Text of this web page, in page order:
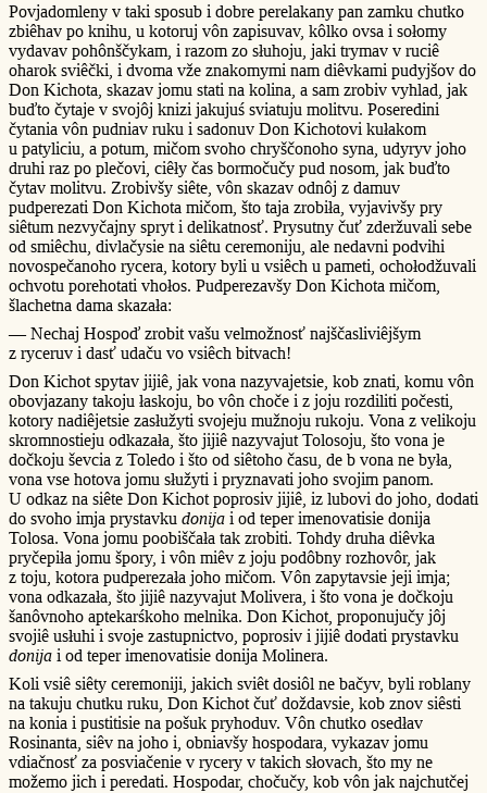
Povjadomleny v taki sposub i dobre perelakany pan zamku chutko
zbiêhav po knihu, u kotoruj vôn zapisuvav, kôlko ovsa i sołomy
vydavav pohônščykam, i razom zo słuhoju, jaki trymav v ruciê
oharok sviêčki, i dvoma vže znakomymi nam diêvkami pudyjšov do
Don Kichota, skazav jomu stati na kolina, a sam zrobiv vyhlad, jak
buďto čytaje v svojôj knizi jakujuś sviatuju molitvu. Poseredini
čytania vôn pudniav ruku i sadonuv Don Kichotovi kułakom
u patyliciu, a potum, mičom svoho chryščonoho syna, udyryv joho
druhi raz po plečovi, ciêły čas bormočučy pud nosom, jak buďto
čytav molitvu. Zrobivšy siête, vôn skazav odnôj z damuv
pudperezati Don Kichota mičom, što taja zrobiła, vyjavivšy pry
siêtum nezvyčajny spryt i delikatnosť. Prysutny čuť zderžuvali sebe
od smiêchu, divlačysie na siêtu ceremoniju, ale nedavni podvihi
novospečanoho rycera, kotory byli u vsiêch u pameti, ochołodžuvali
ochvotu porehotati vhołos. Pudperezavšy Don Kichota mičom,
šlachetna dama skazała:
— Nechaj Hospoď zrobit vašu velmožnosť najščasliviêjšym
z ryceruv i dasť udaču vo vsiêch bitvach!
Don Kichot spytav jijiê, jak vona nazyvajetsie, kob znati, komu vôn
obovjazany takoju łaskoju, bo vôn choče i z joju rozdiliti počesti,
kotory nadiêjetsie zasłužyti svojeju mužnoju rukoju. Vona z velikoju
skromnostieju odkazała, što jijiê nazyvajut Tolosoju, što vona je
dočkoju ševcia z Toledo i što od siêtoho času, de b vona ne była,
vona vse hotova jomu słužyti i pryznavati joho svojim panom.
U odkaz na siête Don Kichot poprosiv jijiê, iz lubovi do joho, dodati
do svoho imja prystavku donija i od teper imenovatisie donija
Tolosa. Vona jomu poobiščała tak zrobiti. Tohdy druha diêvka
pryčepiła jomu špory, i vôn miêv z joju podôbny rozhovôr, jak
z toju, kotora pudperezała joho mičom. Vôn zapytavsie jeji imja;
vona odkazała, što jijiê nazyvajut Molivera, i što vona je dočkoju
šanôvnoho aptekarśkoho melnika. Don Kichot, proponujučy jôj
svojiê usłuhi i svoje zastupnictvo, poprosiv i jijiê dodati prystavku
donija i od teper imenovatisie donija Molinera.
Koli vsiê siêty ceremoniji, jakich sviêt dosiôl ne bačyv, byli roblany
na takuju chutku ruku, Don Kichot čuť doždavsie, kob znov siêsti
na konia i pustitisie na pošuk pryhoduv. Vôn chutko osedłav
Rosinanta, siêv na joho i, obniavšy hospodara, vykazav jomu
vdiačnosť za posviačenie v rycery v takich słovach, što my ne
možemo jich i peredati. Hospodar, chočučy, kob vôn jak najchutčej